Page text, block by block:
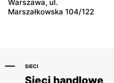
Warszawska 36
Warszawa, ul.
Marszałkowska 104/122
SIECI
Sieci handlowe